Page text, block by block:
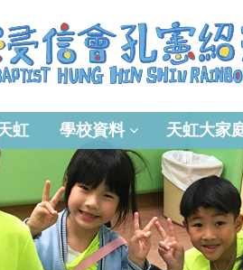
虹 學校資料 天虹大家